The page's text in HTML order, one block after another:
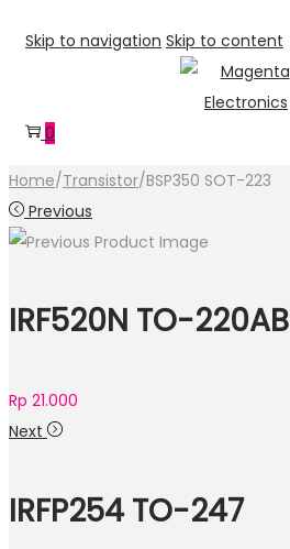
Skip to navigation Skip to content
0
Home/Transistor/BSP350 SOT-223
Previous
IRF520N TO-220AB
Rp 21.000
Next
IRFP254 TO-247